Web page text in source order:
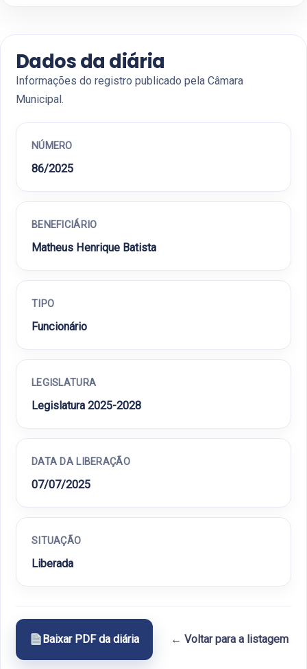
Dados da diária
Informações do registro publicado pela Câmara
Municipal.
NÚMERO
86/2025
BENEFICIÁRIO
Matheus Henrique Batista
TIPO
Funcionário
LEGISLATURA
Legislatura 2025-2028
DATA DA LIBERAÇÃO
07/07/2025
SITUAÇÃO
Liberada
Baixar PDF da diária ← Voltar para a listagem